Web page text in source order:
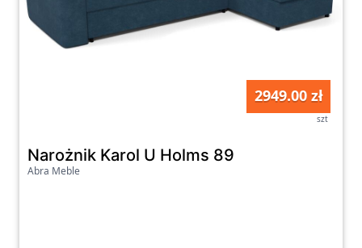
2949.00 zł
szt
Narożnik Karol U Holms 89
Abra Meble